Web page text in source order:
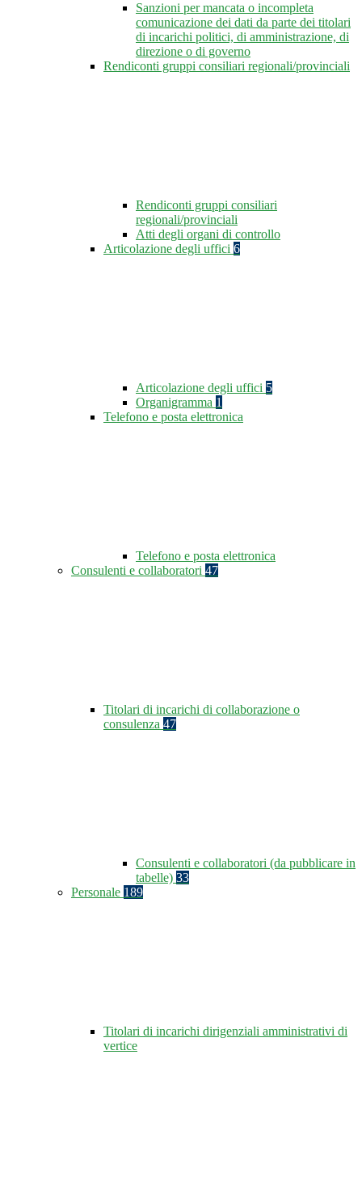
Sanzioni per mancata o incompleta
comunicazione dei dati da parte dei titolari
di incarichi politici, di amministrazione, di
direzione o di governo
Rendiconti gruppi consiliari regionali/provinciali
Rendiconti gruppi consiliari
regionali/provinciali
Atti degli organi di controllo
Articolazione degli uffici 6
Articolazione degli uffici 5
Organigramma 1
Telefono e posta elettronica
Telefono e posta elettronica
Consulenti e collaboratori 47
Titolari di incarichi di collaborazione o
consulenza 47
Consulenti e collaboratori (da pubblicare in
tabelle) 33
Personale 189
Titolari di incarichi dirigenziali amministrativi di
vertice